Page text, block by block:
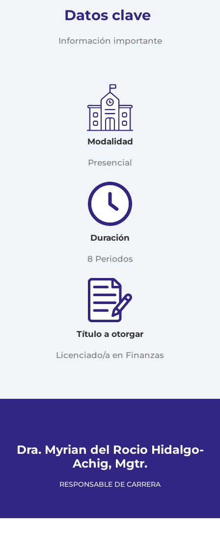
Datos clave
Información importante
Modalidad
Presencial
Duración
8 Periodos
Título a otorgar
Licenciado/a en Finanzas
Dra. Myrian del Rocio Hidalgo-
Achig, Mgtr.
RESPONSABLE DE CARRERA